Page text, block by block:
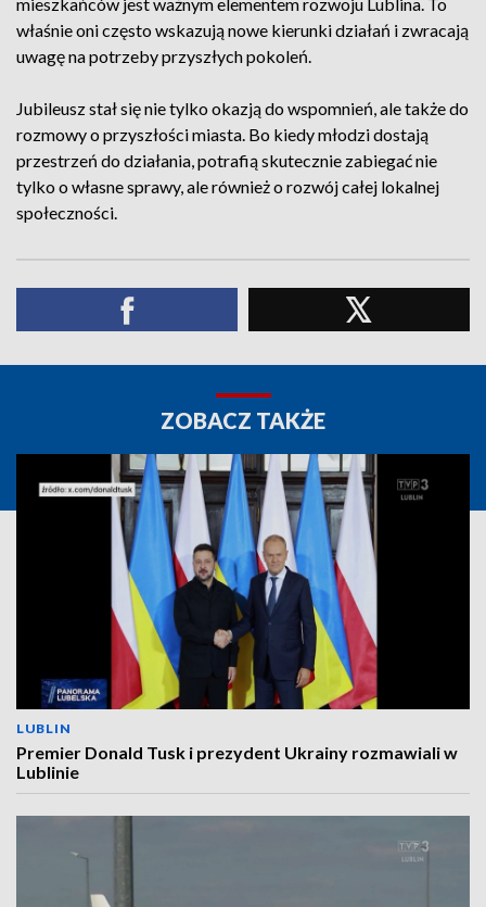
właśnie oni często wskazują nowe kierunki działań i zwracają
uwagę na potrzeby przyszłych pokoleń.
Jubileusz stał się nie tylko okazją do wspomnień, ale także do
rozmowy o przyszłości miasta. Bo kiedy młodzi dostają
przestrzeń do działania, potrafią skutecznie zabiegać nie
tylko o własne sprawy, ale również o rozwój całej lokalnej
społeczności.
ZOBACZ TAKŻE
LUBLIN
Premier Donald Tusk i prezydent Ukrainy rozmawiali w
Lublinie